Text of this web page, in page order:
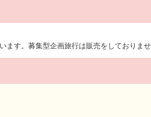
す。募集型企画旅行は販売をしておりませ